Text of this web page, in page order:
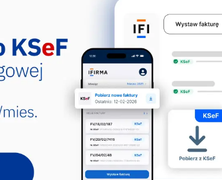
się sprzedażą towarów
i detaliczną (tj. sprzedaż
aplikacji CEIDG. Sekcja G, Dział:
się sprzedażą wyrobów
futrzarskich, obuwia i